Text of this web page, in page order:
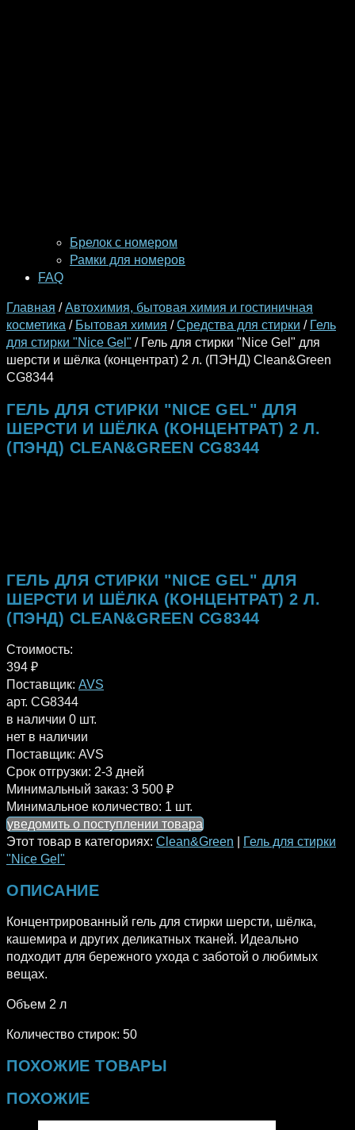
Брелок с номером
Рамки для номеров
FAQ
Главная /Автохимия, бытовая химия и гостиничная
косметика / Бытовая химия /Средства для стирки / Гель
для стирки "Nice Gel" / Гель для стирки "Nice Gel" для
шерсти и шёлка (концентрат) 2 л. (ПЭНД) Clean&Green
CG8344
ГЕЛЬ ДЛЯ СТИРКИ "NICE GEL" ДЛЯ
ШЕРСТИ И ШЁЛКА (КОНЦЕНТРАТ) 2 Л.
(ПЭНД) CLEAN&GREEN CG8344
ГЕЛЬ ДЛЯ СТИРКИ "NICE GEL" ДЛЯ
ШЕРСТИ И ШЁЛКА (КОНЦЕНТРАТ) 2 Л.
(ПЭНД) CLEAN&GREEN CG8344
Стоимость:
394 ₽
Поставщик: AVS
арт. CG8344
в наличии 0 шт.
нет в наличии
Поставщик: AVS
Срок отгрузки: 2-3 дней
Минимальный заказ: 3 500 ₽
Минимальное количество: 1 шт.
уведомить о поступлении товара
Этот товар в категориях: Clean&Green
Гель для стирки
"Nice Gel"
ОПИСАНИЕ
Концентрированный гель для стирки шерсти, шёлка,
кашемира и других деликатных тканей. Идеально
подходит для бережного ухода с заботой о любимых
вещах.
Объем 2 л
Количество стирок: 50
ПОХОЖИЕ ТОВАРЫ
ПОХОЖИЕ